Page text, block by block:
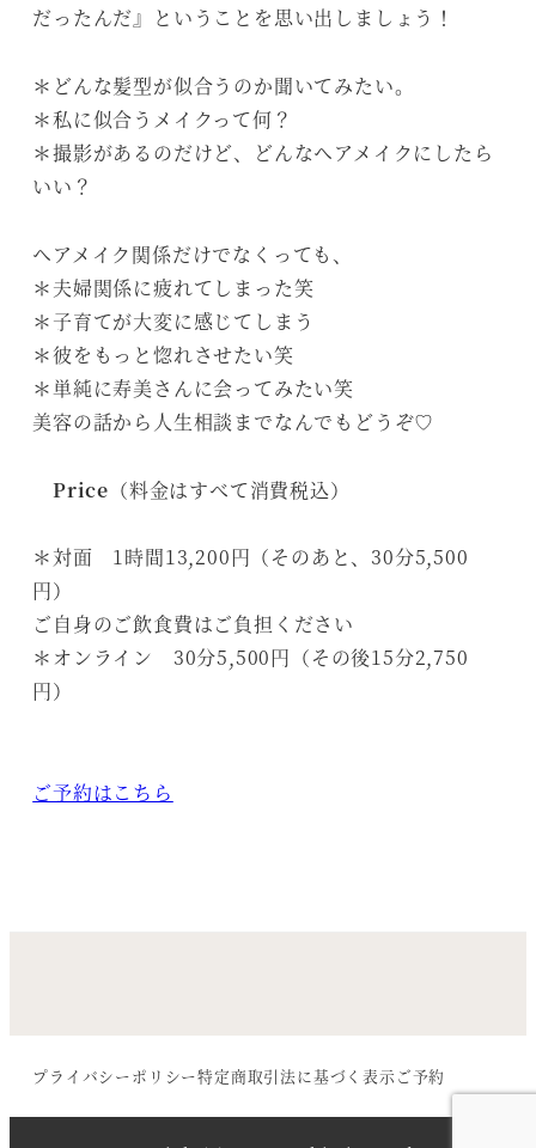
だったんだ』ということを思い出しましょう！
＊どんな髪型が似合うのか聞いてみたい。
＊私に似合うメイクって何？
＊撮影があるのだけど、どんなヘアメイクにしたら
いい？
ヘアメイク関係だけでなくっても、
＊夫婦関係に疲れてしまった笑
＊子育てが大変に感じてしまう
＊彼をもっと惚れさせたい笑
＊単純に寿美さんに会ってみたい笑
美容の話から人生相談までなんでもどうぞ♡
Price （料金はすべて消費税込）
＊対面 1時間13,200円（そのあと、30分5,500
円）
ご自身のご飲食費はご負担ください
＊オンライン 30分5,500円（その後15分2,750
円）
ご予約はこちら
プライバシーポリシー特定商取引法に基づく表示 ご予約